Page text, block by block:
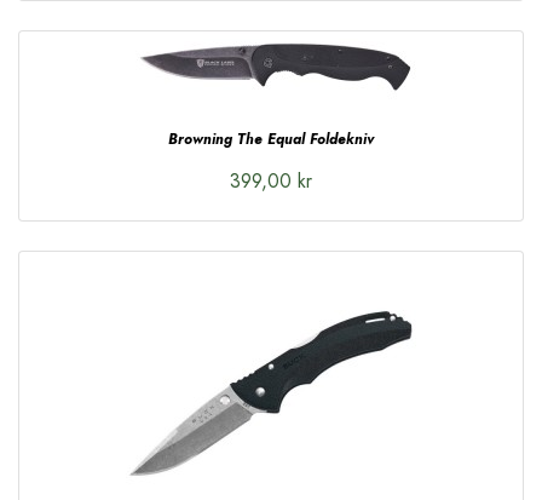
Browning The Equal Foldekniv
399,00 kr